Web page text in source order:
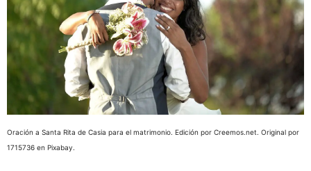
Oración a Santa Rita de Casia para el matrimonio. Edición por Creemos.net. Original por
1715736 en Pixabay.